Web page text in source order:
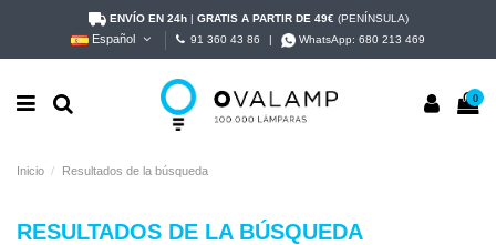
ENVÍO EN 24h| GRATIS A PARTIR DE 49€ (PENÍNSULA)
Español 91 360 43 86 WhatsApp:680 213 469
0
Inicio Resultados de la búsqueda
RESULTADOS DE LA BÚSQUEDA